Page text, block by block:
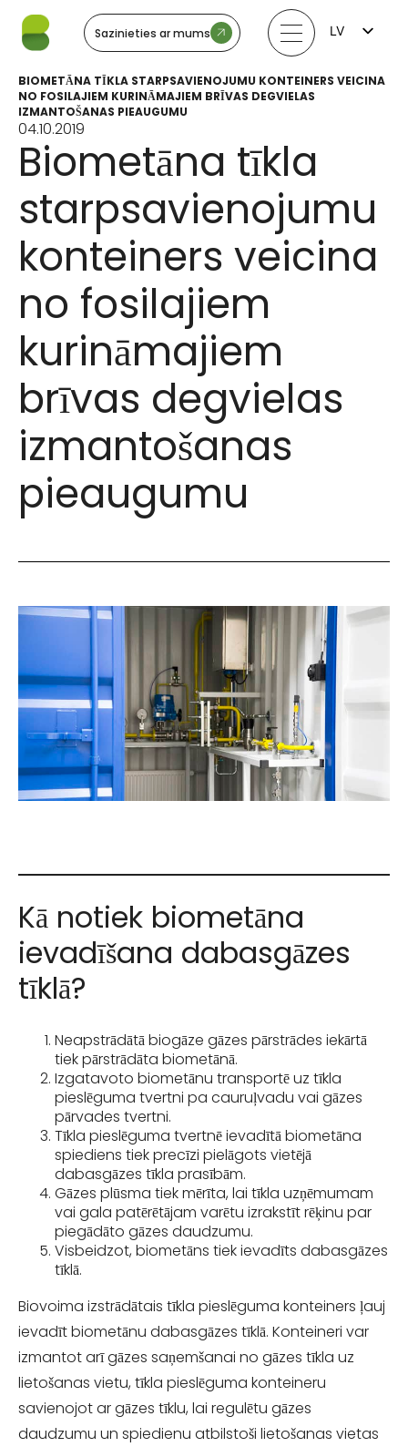
Sazinieties ar mums
LV
LT
BIOMETĀNA TĪKLA STARPSAVIENOJUMU KONTEINERS VEICINA
NO FOSILAJIEM KURINĀMAJIEM BRĪVAS DEGVIELAS
IZMANTOŠANAS PIEAUGUMU
04.10.2019
Biometāna tīkla
starpsavienojumu
konteiners veicina
no fosilajiem
kurināmajiem
brīvas degvielas
izmantošanas
pieaugumu
Kā notiek biometāna
ievadīšana dabasgāzes
tīklā?
Neapstrādātā biogāze gāzes pārstrādes iekārtā
tiek pārstrādāta biometānā.
Izgatavoto biometānu transportē uz tīkla
pieslēguma tvertni pa cauruļvadu vai gāzes
pārvades tvertni.
Tīkla pieslēguma tvertnē ievadītā biometāna
spiediens tiek precīzi pielāgots vietējā
dabasgāzes tīkla prasībām.
Gāzes plūsma tiek mērīta, lai tīkla uzņēmumam
vai gala patērētājam varētu izrakstīt rēķinu par
piegādāto gāzes daudzumu.
Visbeidzot, biometāns tiek ievadīts dabasgāzes
tīklā.
Biovoima izstrādātais tīkla pieslēguma konteiners ļauj
ievadīt biometānu dabasgāzes tīklā. Konteineri var
izmantot arī gāzes saņemšanai no gāzes tīkla uz
lietošanas vietu, tīkla pieslēguma konteineru
savienojot ar gāzes tīklu, lai regulētu gāzes
daudzumu un spiedienu atbilstoši lietošanas vietas